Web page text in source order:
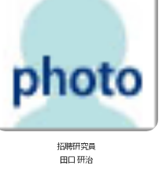
招聘研究員
田口 研治